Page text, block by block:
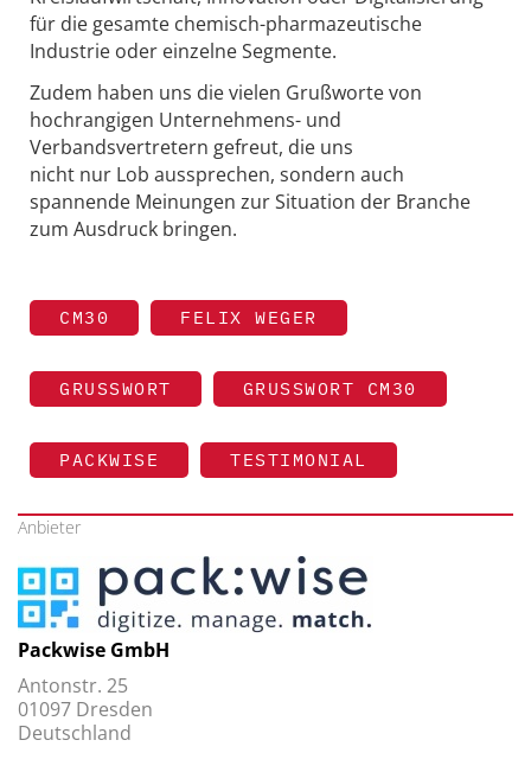
für die gesamte chemisch-pharmazeutische
Industrie oder einzelne Segmente.
Zudem haben uns die vielen Grußworte von
hochrangigen Unternehmens- und
Verbandsvertretern gefreut, die uns
nicht nur Lob aussprechen, sondern auch
spannende Meinungen zur Situation der Branche
zum Ausdruck bringen.
CM30 FELIX WEGER
GRUSSWORT GRUSSWORT CM30
PACKWISE TESTIMONIAL
Anbieter
Packwise GmbH
Antonstr. 25
01097 Dresden
Deutschland